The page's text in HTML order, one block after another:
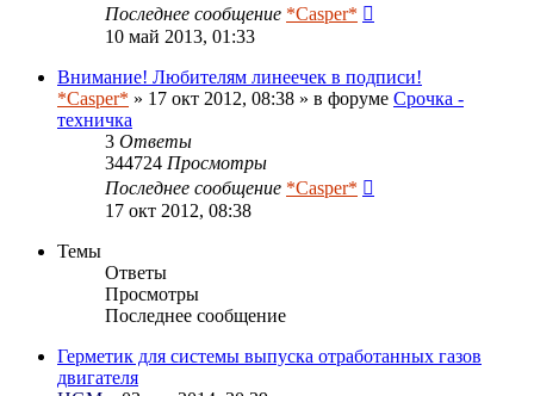
Последнее сообщение *Casper*
10 май 2013, 01:33
Внимание! Любителям линеечек в подписи!
*Casper* » 17 окт 2012, 08:38 » в форуме Срочка -
техничка
3 Ответы
344724 Просмотры
Последнее сообщение *Casper*
17 окт 2012, 08:38
Темы
Ответы
Просмотры
Последнее сообщение
Герметик для системы выпуска отработанных газов
двигателя